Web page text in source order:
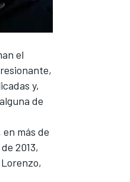
el
y,
de
más de
2013,
,